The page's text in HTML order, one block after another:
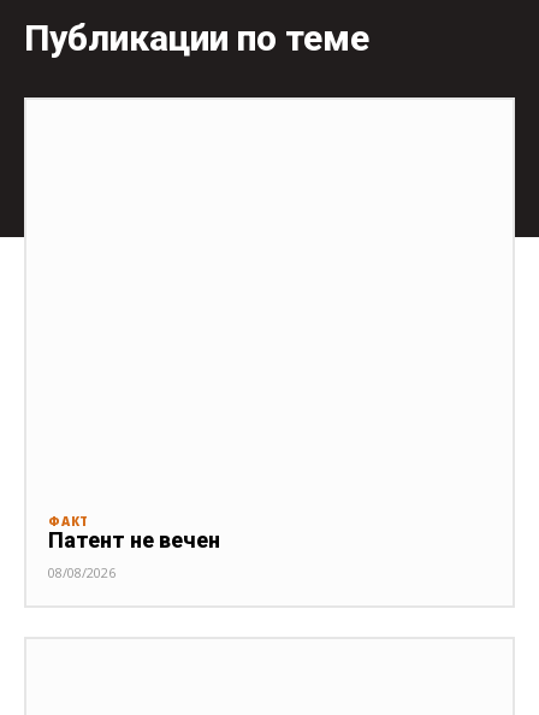
Публикации по теме
ФАКТ
Патент не вечен
08/08/2026